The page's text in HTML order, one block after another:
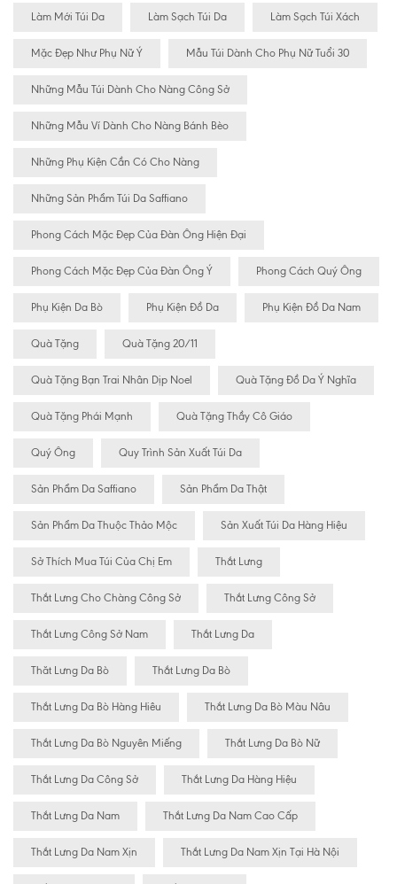
Làm Mới Túi Da Làm Sạch Túi Da Làm Sạch Túi Xách
Mặc Đẹp Như Phụ Nữ Ý Mẫu Túi Dành Cho Phụ Nữ Tuổi 30
Những Mẫu Túi Dành Cho Nàng Công Sở
Những Mẫu Ví Dành Cho Nàng Bánh Bèo
Những Phụ Kiện Cần Có Cho Nàng
Những Sản Phẩm Túi Da Saffiano
Phong Cách Mặc Đẹp Của Đàn Ông Hiện Đại
Phong Cách Mặc Đẹp Của Đàn Ông Ý Phong Cách Quý Ông
Phụ Kiện Da Bò Phụ Kiện Đồ Da Phụ Kiện Đồ Da Nam
Quà Tặng Quà Tặng 20/11
Quà Tặng Bạn Trai Nhân Dịp Noel Quà Tặng Đồ Da Ý Nghĩa
Quà Tặng Phái Mạnh Quà Tặng Thầy Cô Giáo
Quý Ông Quy Trình Sản Xuất Túi Da
Sản Phẩm Da Saffiano Sản Phẩm Da Thật
Sản Phẩm Da Thuộc Thảo Mộc Sản Xuất Túi Da Hàng Hiệu
Sở Thích Mua Túi Của Chị Em Thắt Lưng
Thắt Lưng Cho Chàng Công Sở Thắt Lưng Công Sở
Thắt Lưng Công Sở Nam Thắt Lưng Da
Thăt Lưng Da Bò Thắt Lưng Da Bò
Thắt Lưng Da Bò Hàng Hiêu Thắt Lưng Da Bò Màu Nâu
Thắt Lưng Da Bò Nguyên Miếng Thắt Lưng Da Bò Nữ
Thắt Lưng Da Công Sở Thắt Lưng Da Hàng Hiệu
Thắt Lưng Da Nam Thắt Lưng Da Nam Cao Cấp
Thắt Lưng Da Nam Xịn Thắt Lưng Da Nam Xịn Tại Hà Nội